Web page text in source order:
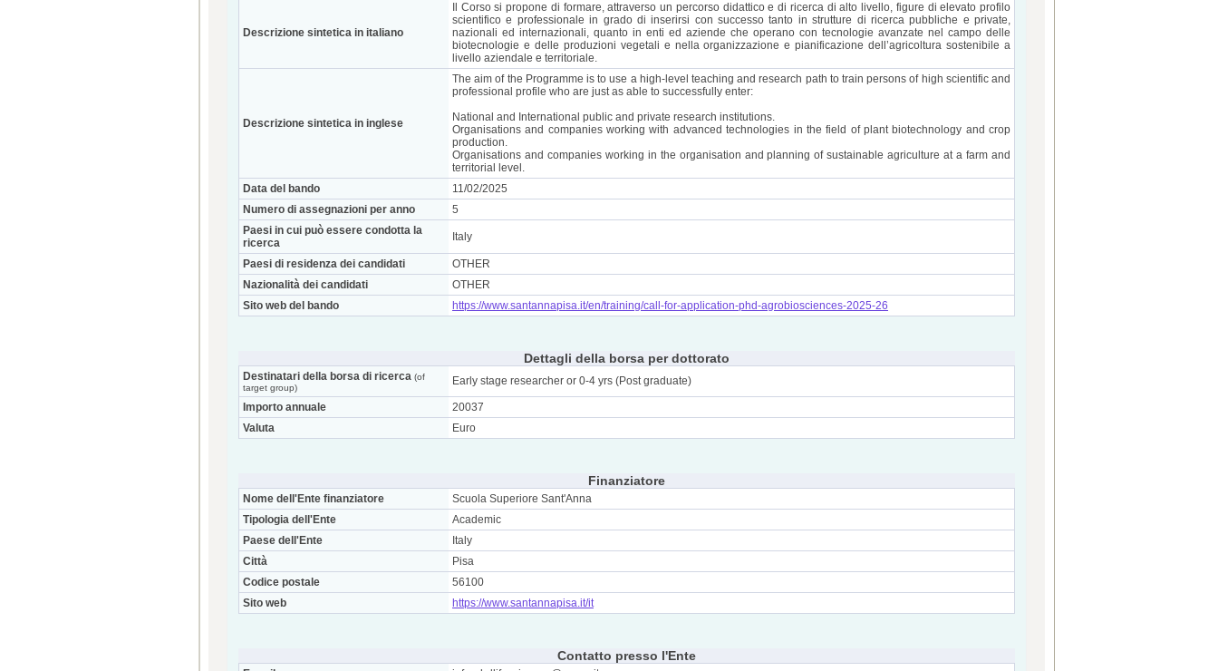
Descrizione sintetica in italiano
Il Corso si propone di formare, attraverso un percorso didattico e di ricerca di alto livello, figure di elevato profilo
scientifico e professionale in grado di inserirsi con successo tanto in strutture di ricerca pubbliche e private,
nazionali ed internazionali, quanto in enti ed aziende che operano con tecnologie avanzate nel campo delle
biotecnologie e delle produzioni vegetali e nella organizzazione e pianificazione dell’agricoltura sostenibile a
livello aziendale e territoriale.
Descrizione sintetica in inglese
The aim of the Programme is to use a high-level teaching and research path to train persons of high scientific and
professional profile who are just as able to successfully enter:
National and International public and private research institutions.
Organisations and companies working with advanced technologies in the field of plant biotechnology and crop
production.
Organisations and companies working in the organisation and planning of sustainable agriculture at a farm and
territorial level.
Data del bando
11/02/2025
Numero di assegnazioni per anno
5
Paesi in cui può essere condotta la
ricerca
Italy
Paesi di residenza dei candidati
OTHER
Nazionalità dei candidati
OTHER
Sito web del bando
https://www.santannapisa.it/en/training/call-for-application-phd-agrobiosciences-2025-26
Dettagli della borsa per dottorato
Destinatari della borsa di ricerca (of
target group)
Early stage researcher or 0-4 yrs (Post graduate)
Importo annuale
20037
Valuta
Euro
Finanziatore
Nome dell'Ente finanziatore
Scuola Superiore Sant'Anna
Tipologia dell'Ente
Academic
Paese dell'Ente
Italy
Città
Pisa
Codice postale
56100
Sito web
https://www.santannapisa.it/it
Contatto presso l'Ente